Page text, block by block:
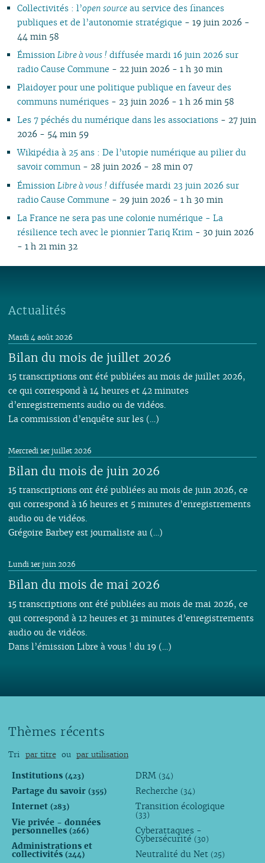
Collectivités : l’open sourceau service des finances
publiques et de l’autonomie stratégique - 19 juin 2026 -
44 min 58
Émission Libre à vous ! diffusée mardi 16 juin 2026 sur
radio Cause Commune - 22 juin 2026 - 1 h 30 min
Plaidoyer pour une politique publique en faveur des
communs numériques- 23 juin 2026 - 1 h 26 min 58
Les 7 péchés du numérique dans les associations - 27 juin
2026 - 54 min 59
Wikipédia à 25 ans : De l’utopie numérique au pilier du
savoir commun - 28 juin 2026 - 28 min 07
Émission Libre à vous ! diffusée mardi 23 juin 2026 sur
radio Cause Commune - 29 juin 2026 - 1 h 30 min
La France ne sera pas une colonie numérique - La
résilience tech avec le pionnier Tariq Krim- 30 juin 2026
- 1 h 21 min 32
Actualités
Bilan du mois de juillet 2026
Mardi 4 août 2026
15 transcriptions ont été publiées au mois de juillet 2026,
ce qui correspond à 14 heures et 42 minutes
d’enregistrements audio ou de vidéos.
La commission d’enquête sur les (…)
Bilan du mois de juin 2026
Mercredi 1er juillet 2026
15 transcriptions ont été publiées au mois de juin 2026, ce
qui correspond à 16 heures et 5 minutes d’enregistrements
audio ou de vidéos.
Grégoire Barbey est journaliste au (…)
Bilan du mois de mai 2026
Lundi 1er juin 2026
15 transcriptions ont été publiées au mois de mai 2026, ce
qui correspond à 12 heures et 31 minutes d’enregistrements
audio ou de vidéos.
Dans l’émission Libre à vous ! du 19 (…)
Thèmes récents
Tri par titre ou par utilisation
Institutions (423)
Partage du savoir (355)
Internet (283)
Vie privée - données
personnelles (266)
Administrations et
collectivités (244)
DRM (34)
Recherche (34)
Transition écologique
(33)
Cyberattaques -
Cybersécurité (30)
Neutralité du Net (25)